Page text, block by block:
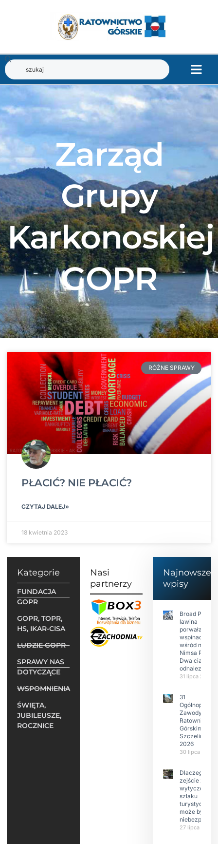
Zarząd
Grupy
Karkonoskiej
GOPR
RÓŻNE SPRAWY
PŁACIĆ? NIE PŁACIĆ?
CZYTAJ DALEJ»
18 kwietnia 2023
Kategorie
FUNDACJA
GOPR
GOPR, TOPR,
HS, IKAR-CISA
LUDZIE GOPR
SPRAWY NAS
DOTYCZĄCE
WSPOMNIENIA
ŚWIĘTA,
JUBILEUSZE,
ROCZNICE
Nasi
partnerzy
Najnowsze
wpisy
Broad Peak:
lawina
porwała 10
wspinaczy,
wśród nich
Nimsa Purję.
Dwa ciała
odnalezione.
31 lipca 2026
31
Ogólnopolskie
Zawody w
Ratownictwie
Górskim –
Szczeliniec
2026
30 lipca 2026
Dlaczego
zejście z
wytyczonego
szlaku
może być
27 lipca 2026